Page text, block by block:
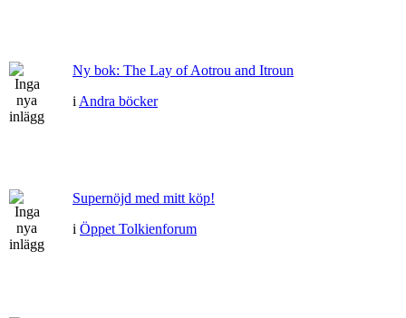
Ny bok: The Lay of Aotrou and Itroun
i Andra böcker
Supernöjd med mitt köp!
i Öppet Tolkienforum